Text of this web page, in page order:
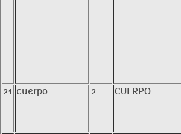
21 cuerpo 2 CUERPO